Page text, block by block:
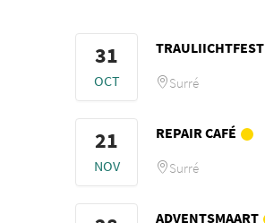
31
OCT
TRAULIICHTFEST
Surré
21
NOV
REPAIR CAFÉ
Surré
ADVENTSMAART